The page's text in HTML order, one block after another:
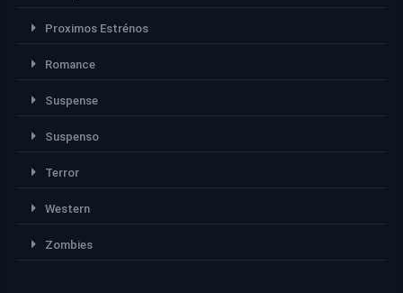
Proximos Estrénos
Romance
Suspense
Suspenso
Terror
Western
Zombies